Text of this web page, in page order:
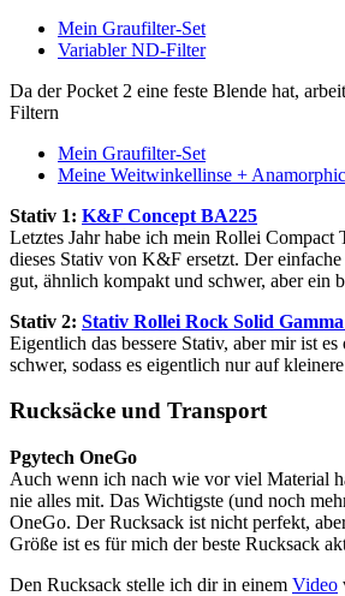
Mein Graufilter-Set
Variabler ND-Filter
Da der Pocket 2 eine feste Blende hat,
Filtern
Mein Graufilter-Set
Meine Weitwinkellinse +
Stativ 1: K&F Concept BA225
Letztes Jahr habe ich mein Rollei Compact
dieses Stativ von K&F ersetzt. Der
gut, ähnlich kompakt und schwer, aber ein
Stativ 2: Stativ Rollei Rock Solid
Eigentlich das bessere Stativ, aber mir ist
schwer, sodass es eigentlich nur auf
Rucksäcke und Transport
Pgytech OneGo
Auch wenn ich nach wie vor viel Material
nie alles mit. Das Wichtigste (und noch
OneGo. Der Rucksack ist nicht perfekt,
Größe ist es für mich der beste Rucksack
Den Rucksack stelle ich dir in einem Video